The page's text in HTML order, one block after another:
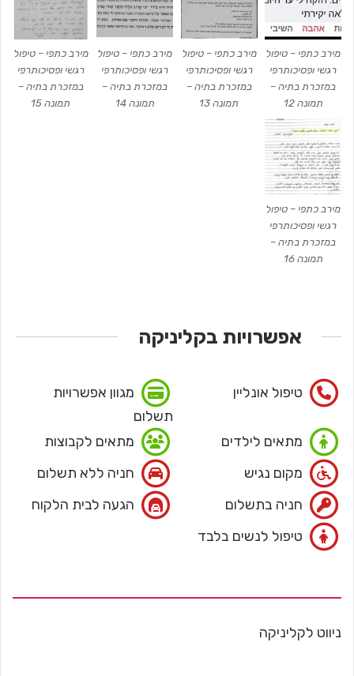
מירב כתפי – טיפול
רגשי ופסיכותרפי
במזכרת בתיה –
תמונה 12
מירב כתפי – טיפול
רגשי ופסיכותרפי
במזכרת בתיה –
תמונה 13
מירב כתפי – טיפול
רגשי ופסיכותרפי
במזכרת בתיה –
תמונה 14
מירב כתפי – טיפול
רגשי ופסיכותרפי
במזכרת בתיה –
תמונה 15
מירב כתפי – טיפול
רגשי ופסיכותרפי
במזכרת בתיה –
תמונה 16
אפשרויות בקליניקה
טיפול אונליין
מגוון אפשרויות
תשלום
מתאים לילדים
מתאים לקבוצות
מקום נגיש
חניה ללא תשלום
חניה בתשלום
הגעה לבית הלקוח
טיפול לנשים בלבד
ניווט לקליניקה